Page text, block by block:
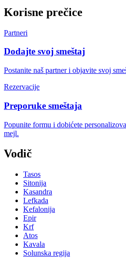
Korisne prečice
Partneri
Dodajte svoj smeštaj
Postanite naš partner i objavite svoj
Rezervacije
Preporuke smeštaja
Popunite formu i dobićete
mejl.
Vodič
Tasos
Sitonija
Kasandra
Lefkada
Kefalonija
Epir
Krf
Atos
Kavala
Solunska regija